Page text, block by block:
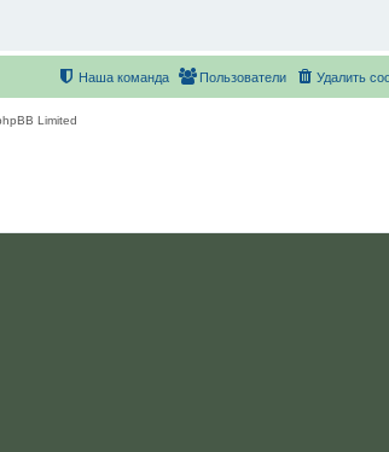
Удалить
Пользователи
Наша команда
Limited